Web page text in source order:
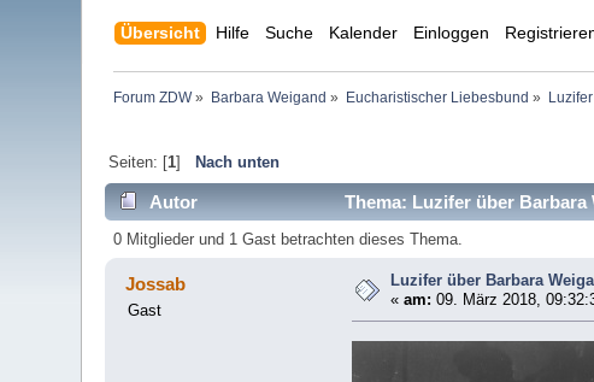
Übersicht Hilfe Suche Kalender Einloggen
Forum ZDW» Barbara Weigand » Eucharistischer Liebesbund »
Seiten: [1] Nach unten
Autor Thema: Luzifer über Barbara
0 Mitglieder und 1 Gast betrachten dieses Thema.
Jossab
Gast
Luzifer über Barbara
«am: 09. März 2018,